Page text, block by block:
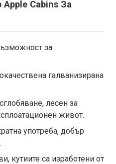
Cabins За
за
галванизирана
лесен за
живот.
употреба, добър
кутиите са изработени от